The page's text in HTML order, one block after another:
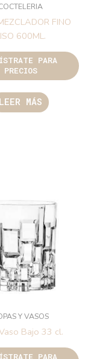
FINO
600ML.
PARA
PRECIOS
LEER MÁS
Y VASOS
Bajo 33 cl.
PARA